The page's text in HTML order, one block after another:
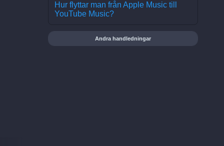
Hur flyttar man från Apple Music till
YouTube Music?
Andra handledningar